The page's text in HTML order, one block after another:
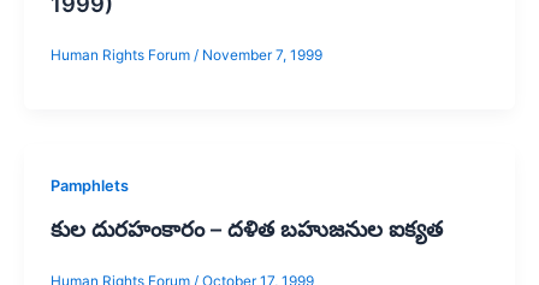
Human Rights Forum / November 7, 1999
Pamphlets
కుల దురహంకారం – దళిత బహుజనుల ఐక్యత
Human Rights Forum / October 17, 1999